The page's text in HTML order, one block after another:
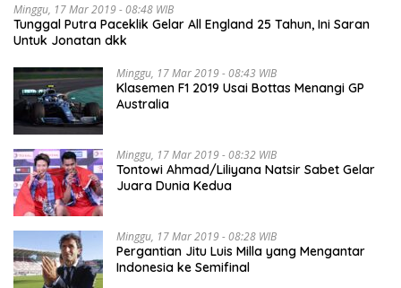
Minggu, 17 Mar 2019 - 08:48 WIB
Tunggal Putra Paceklik Gelar All England 25 Tahun, Ini Saran
Untuk Jonatan dkk
Minggu, 17 Mar 2019 - 08:43 WIB
Klasemen F1 2019 Usai Bottas Menangi GP
Australia
Minggu, 17 Mar 2019 - 08:32 WIB
Tontowi Ahmad/Liliyana Natsir Sabet Gelar
Juara Dunia Kedua
Minggu, 17 Mar 2019 - 08:28 WIB
Pergantian Jitu Luis Milla yang Mengantar
Indonesia ke Semifinal